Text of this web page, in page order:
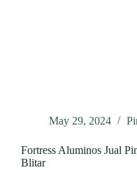
May 29, 2024
Fortress Aluminos Jual
Blitar